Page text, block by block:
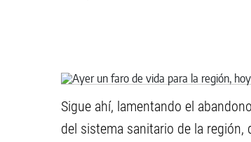
Sigue ahí, lamentando el
del sistema sanitario de la